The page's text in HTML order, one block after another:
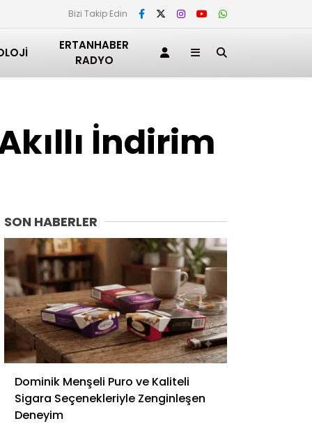
Bizi Takip Edin
ERTANHABER
RADYO
İndirim
SON HABERLER
Dominik Menşeli Puro ve Kaliteli
Sigara Seçenekleriyle Zenginleşen
Deneyim
Adana
Adıyaman
Afyonkarahisar